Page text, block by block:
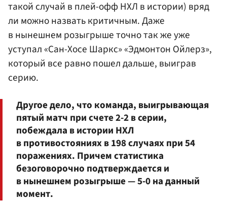
такой случай в плей-офф НХЛ в истории) вряд
ли можно назвать критичным. Даже
в нынешнем розыгрыше точно так же уже
уступал «Сан-Хосе Шаркс» «Эдмонтон Ойлерз»,
который все равно пошел дальше, выиграв
серию.
Другое дело, что команда, выигрывающая
пятый матч при счете 2-2 в серии,
побеждала в истории НХЛ
в противостояниях в 198 случаях при 54
поражениях. Причем статистика
безоговорочно подтверждается и
в нынешнем розыгрыше — 5-0 на данный
момент.